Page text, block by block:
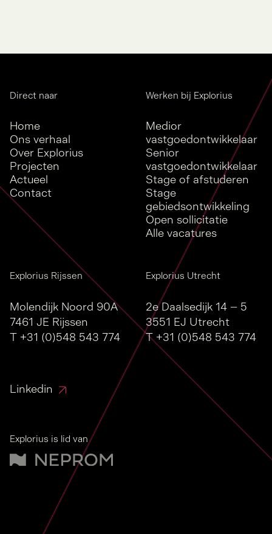
Direct naar
Home
Ons verhaal
Over Explorius
Projecten
Actueel
Contact
Werken bij Explorius
Medior
vastgoedontwikkelaar
Senior
vastgoedontwikkelaar
Stage of afstuderen
Stage
gebiedsontwikkeling
Open sollicitatie
Alle vacatures
Explorius Rijssen
Molendijk Noord 90A
7461 JE Rijssen
T +31 (0)548 543 774
Explorius Utrecht
2e Daalsedijk 14 – 5
3551 EJ Utrecht
T+31 (0)548 543 774
Linkedin
Explorius is lid van